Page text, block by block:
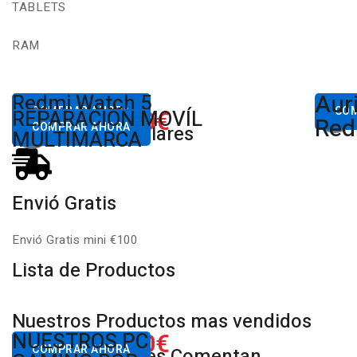
TABLETS
RAM
Desde80,00€
COMPRAR AHORA
Redmi Watch 5
Xiaomi
Desde650.00€
COMPRAR AHORA
REPARACIÓN MOVÍL
MULTIMARCA
Productos Populares
Envió Gratis
Envió Gratis mini €100
Lista de Productos
Nuestros Productos mas vendidos
Desde650.00€
COMPRAR AHORA
NUESTROS PC